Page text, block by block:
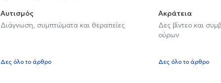
Αυτισμός
Διάγνωση, συμπτώματα και θεραπείες
Δες όλο το άρθρο
Ακράτεια
Δες βίντεο και
ούρων
Δες όλο το άρθρο